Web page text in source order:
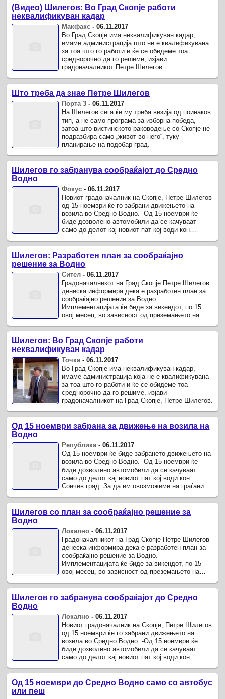
(Видео) Шилегов: Во Град Скопје работи
неквалификуван кадар
Макфакс -06.11.2017
Во Град Скопје има неквалификуван кадар,
имаме администрација што не е квалификувана
за тоа што го работи и ќе се обидеме тоа
среднорочно да го решиме, изјави
градоначалникот Петре Шилегов.
Што треба да знае Петре Шилегов
Порта 3 -06.11.2017
На Шилегов сега ќе му треба визија од поинаков
тип, а не само програма за изборна победа,
затоа што вистинското раководење со Скопје не
подразбира само „живот во него“, туку
планирање на подобар град.
Шилегов го забранува сообраќајот до Средно
Водно
Фокус -06.11.2017
Новиот градоначалник на Скопје, Петре Шилегов
од 15 ноември ќе го забрани движењето на
возила во Средно Водно. -Од 15 ноември ќе
биде дозволено автомобили да се качуваат
само до делот кај новиот пат кој води кон
Шилегов: Разработен план за сообраќајно
решение за Водно
Сител -06.11.2017
Градоначалникот на Град Скопје Петре Шилегов
денеска информира дека е разработен план за
сообраќајно решение за Водно.
Имплементацијата ќе биде за викендот, по 15
овој месец, во зависност од преземањето на
Шилегов: Во Град Скопје работи
неквалификуван кадар
Точка-06.11.2017
Во Град Скопје има неквалификуван кадар,
имаме администрација која не е квалификувана
за тоа што го работи и ќе се обидеме тоа
среднорочно да го решиме, изјави
градоначалникот на Град Скопје, Петре Шилегов.
Од 15 ноември забрана за движење на возила на
Водно
Република-06.11.2017
Од 15 ноември ќе биде забрането движењето на
возила во Средно Водно. -Од 15 ноември ќе
биде дозволено автомобили да се качуваат
само до делот кај новиот пат кој води кон
Сончев град. За да им овозможиме на граѓаните
Шилегов со план за сообраќајно решение за
Водно
Локално -06.11.2017
Градоначалникот на Град Скопје Петре Шилегов
денеска информира дека е разработен план за
сообраќајно решение за Водно.
Имплементацијата ќе биде за викендот, по 15
овој месец, во зависност од преземањето на
Шилегов го забранува сообраќајот до Средно
Водно
Локално -06.11.2017
Новиот градоначалник на Скопје, Петре Шилегов
од 15 ноември ќе го забрани движењето на
возила во Средно Водно. -Од 15 ноември ќе
биде дозволено автомобили да се качуваат
само до делот кај новиот пат кој води кон
Од 15 ноември до Средно Водно само со автобус
или пеш